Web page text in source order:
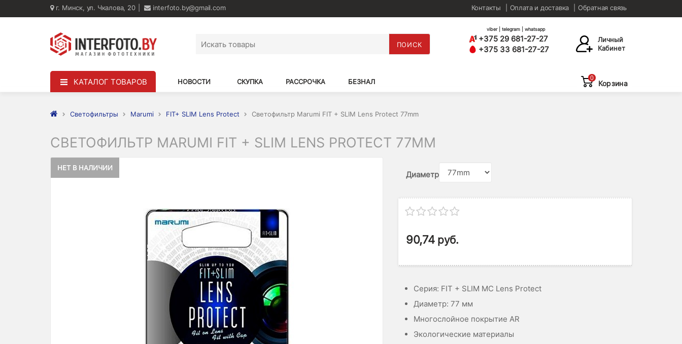
г. Минск, ул. Чкалова, 20 interfoto.by@gmail.com Контакты Оплата и доставка Обратная связь
ПОИСК
viber | telegram | whatsapp
+375 29 681-27-27
+375 33 681-27-27
Личный
Кабинет
КАТАЛОГ ТОВАРОВ НОВОСТИ СКУПКА РАССРОЧКА БЕЗНАЛ 0
Корзина
Светофильтры Marumi FIT+ SLIM Lens Protect Светофильтр Marumi FIT + SLIM Lens Protect 77mm
СВЕТОФИЛЬТР MARUMI FIT + SLIM LENS PROTECT 77MM
НЕТ В НАЛИЧИИ
Диаметр
90,74 руб.
Серия: FIT + SLIM MC Lens Protect
Диаметр: 77 мм
Многослойное покрытие AR
Экологические материалы